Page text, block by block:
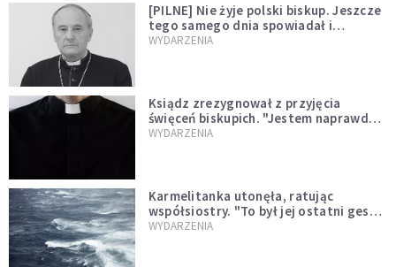
[PILNE] Nie żyje polski biskup. Jeszcze
tego samego dnia spowiadał i
sprawował Mszę świętą
WYDARZENIA
Ksiądz zrezygnował z przyjęcia
święceń biskupich. "Jestem naprawdę
niegodny"
WYDARZENIA
Karmelitanka utonęła, ratując
współsiostry. "To był jej ostatni gest
miłości"
WYDARZENIA